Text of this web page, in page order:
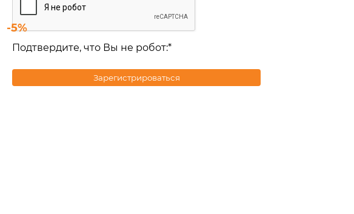
-5%
Подтвердите, что Вы не робот:*
Зарегистрироваться